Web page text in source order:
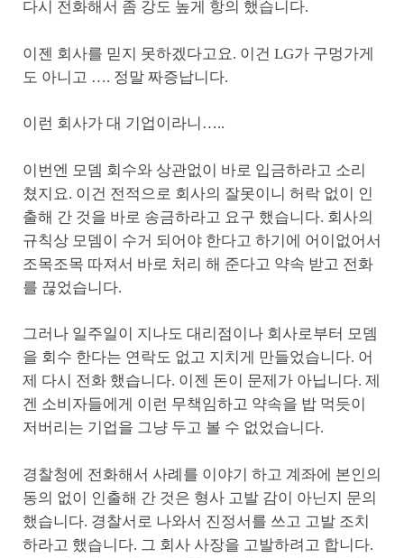
다시 전화해서 좀 강도 높게 항의 했습니다.
이젠 회사를 믿지 못하겠다고요. 이건 LG가 구멍가게
도 아니고 …. 정말 짜증납니다.
이런 회사가 대 기업이라니…..
이번엔 모뎀 회수와 상관없이 바로 입금하라고 소리
쳤지요. 이건 전적으로 회사의 잘못이니 허락 없이 인
출해 간 것을 바로 송금하라고 요구 했습니다. 회사의
규칙상 모뎀이 수거 되어야 한다고 하기에 어이없어서
조목조목 따져서 바로 처리 해 준다고 약속 받고 전화
를 끊었습니다.
그러나 일주일이 지나도 대리점이나 회사로부터 모뎀
을 회수 한다는 연락도 없고 지치게 만들었습니다. 어
제 다시 전화 했습니다. 이젠 돈이 문제가 아닙니다. 제
겐 소비자들에게 이런 무책임하고 약속을 밥 먹듯이
저버리는 기업을 그냥 두고 볼 수 없었습니다.
경찰청에 전화해서 사례를 이야기 하고 계좌에 본인의
동의 없이 인출해 간 것은 형사 고발 감이 아닌지 문의
했습니다. 경찰서로 나와서 진정서를 쓰고 고발 조치
하라고 했습니다. 그 회사 사장을 고발하려고 합니다.